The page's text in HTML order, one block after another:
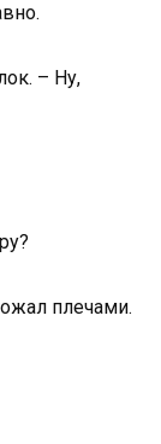
– Ну,
плечами.